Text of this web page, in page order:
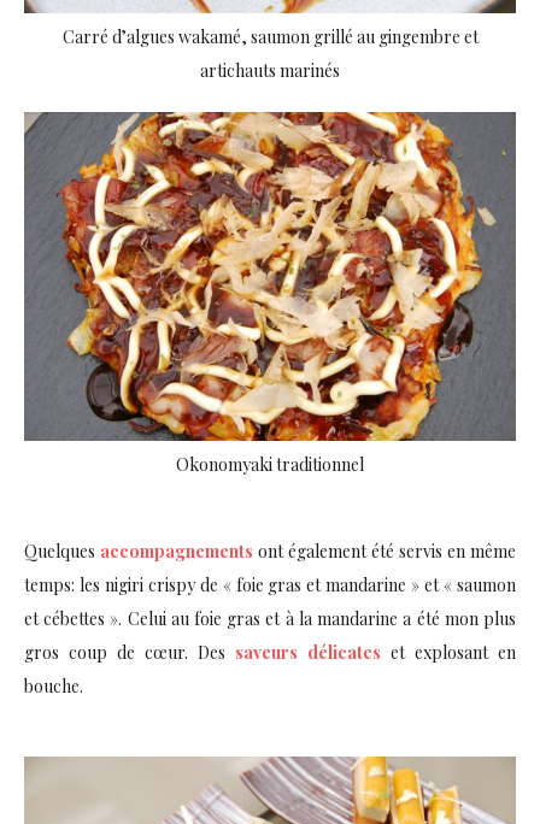
Carré d’algues wakamé, saumon grillé au gingembre et
artichauts marinés
Okonomyaki traditionnel
Quelques accompagnements ont également été servis en même
temps: les nigiri crispy de « foie gras et mandarine » et « saumon
et cébettes ». Celui au foie gras et à la mandarine a été mon plus
gros coup de cœur. Des saveurs délicates et explosant en
bouche.